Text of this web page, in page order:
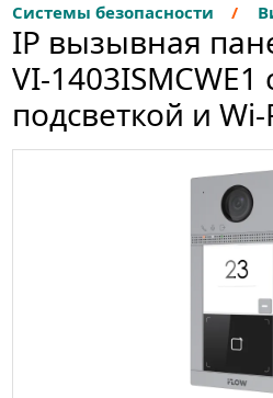
Системы безопасности
IP вызывная
VI-1403ISMCWE1
подсветкой и